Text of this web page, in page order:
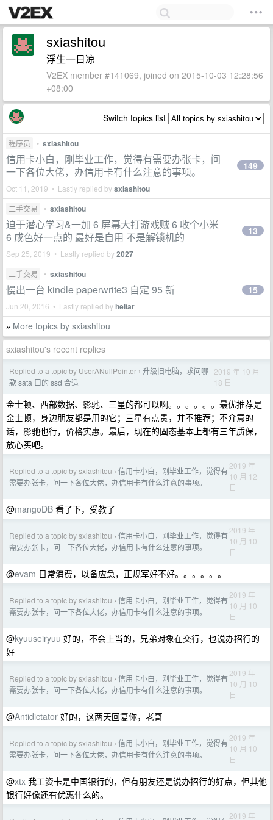
sxiashitou
浮生一日凉
V2EX member #141069, joined on 2015-10-03 12:28:56
+08:00
Switch topics list
程序员 • sxiashitou
信用卡小白，刚毕业工作，觉得有需要办张卡，问
一下各位大佬，办信用卡有什么注意的事项。
Oct 11, 2019 • Lastly replied bysxiashitou
149
二手交易 • sxiashitou
迫于潜心学习&一加 6 屏幕大打游戏贼 6 收个小米
6 成色好一点的 最好是自用 不是解锁机的
Sep 25, 2019 • Lastly replied by2027
13
二手交易 • sxiashitou
慢出一台 kindle paperwrite3 自定 95 新
Jun 20, 2016 • Lastly replied byheliar
15
» More topics by sxiashitou
sxiashitou's recent replies
Replied to a topic by UserANullPointer › 升级旧电脑，求问哪
款 sata 口的 ssd 合适
2019 年 10 月
18 日
金士顿、西部数据、影驰、三星的都可以啊。。。。。。最优推荐是
金士顿，身边朋友都是用的它；三星有点贵，并不推荐；不介意的
话，影驰也行，价格实惠。最后，现在的固态基本上都有三年质保，
放心买吧。
Replied to a topic by sxiashitou › 信用卡小白，刚毕业工作，觉得有
需要办张卡，问一下各位大佬，办信用卡有什么注意的事项。
2019 年
10 月 12
日
@mangoDB 看了下，受教了
Replied to a topic by sxiashitou › 信用卡小白，刚毕业工作，觉得有
需要办张卡，问一下各位大佬，办信用卡有什么注意的事项。
2019 年
10 月 10
日
@evam 日常消费，以备应急，正规军好不好。。。。。。
Replied to a topic by sxiashitou › 信用卡小白，刚毕业工作，觉得有
需要办张卡，问一下各位大佬，办信用卡有什么注意的事项。
2019 年
10 月 10
日
@kyuuseiryuu 好的，不会上当的，兄弟对象在交行，也说办招行的
好
Replied to a topic by sxiashitou › 信用卡小白，刚毕业工作，觉得有
需要办张卡，问一下各位大佬，办信用卡有什么注意的事项。
2019 年
10 月 10
日
@Antidictator 好的，这两天回复你，老哥
Replied to a topic by sxiashitou › 信用卡小白，刚毕业工作，觉得有
需要办张卡，问一下各位大佬，办信用卡有什么注意的事项。
2019 年
10 月 10
日
@xtx 我工资卡是中国银行的，但有朋友还是说办招行的好点，但其他
银行好像还有优惠什么的。
2019 年